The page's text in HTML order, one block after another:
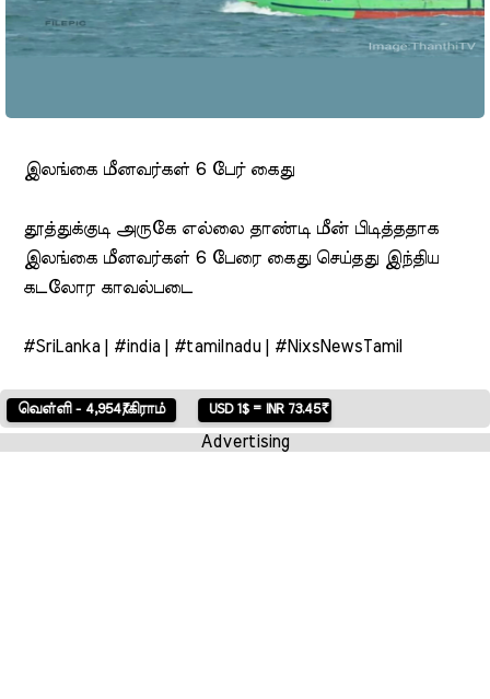
இலங்கை மீனவர்கள் 6 பேர் கைது
தூத்துக்குடி அருகே எல்லை தாண்டி மீன் பிடித்ததாக
இலங்கை மீனவர்கள் 6 பேரை கைது செய்தது இந்திய
கடலோர காவல்படை
#SriLanka | #india | #tamilnadu | #NixsNewsTamil
- 4,954₹/கிராம் USD 1$ = INR 73.45₹
Advertising